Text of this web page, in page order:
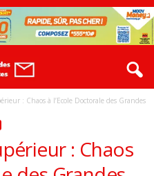
: Chaos à l’Ecole Doctorale des Grandes
: Chaos